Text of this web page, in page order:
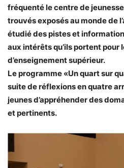
fréquenté le centre de
trouvés exposés au monde de
étudié des pistes et
aux intérêts qu’ils portent pour
d’enseignement supérieur.
Le programme «Un quart sur
suite de réflexions en quatre
jeunes d’appréhender des
et pertinents.